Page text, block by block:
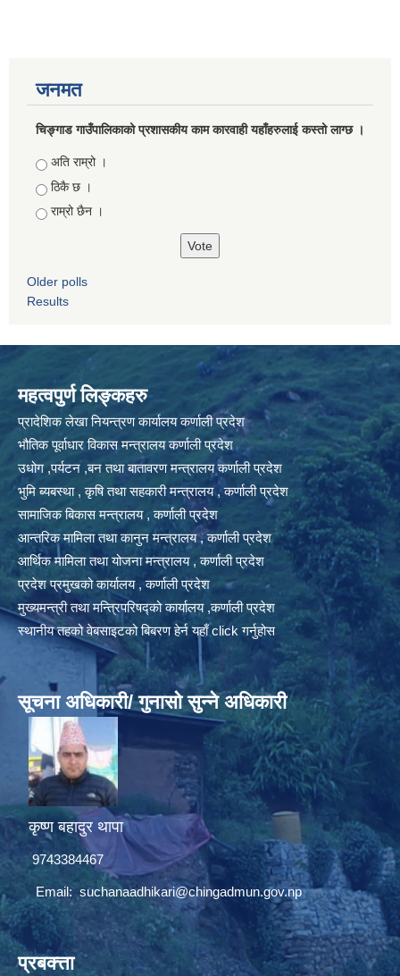
जनमत
चिङ्गाड गाउँपालिकाको प्रशासकीय काम कारवाही यहाँहरुलाई कस्तो लाग्छ ।
Choices
अति राम्रो ।
ठिकै छ ।
राम्रो छैन ।
Older polls
Results
महत्वपुर्ण लिङ्कहरु
प्रादेशिक लेखा नियन्त्रण कार्यालय कर्णाली प्रदेश
भौतिक पूर्वाधार विकास मन्त्रालय कर्णाली प्रदेश
उधोग ,पर्यटन ,बन तथा बातावरण मन्त्रालय कर्णाली प्रदेश
भुमि ब्यबस्था , कृषि तथा सहकारी मन्त्रालय , कर्णाली प्रदेश
सामाजिक बिकास मन्त्रालय , कर्णाली प्रदेश
आन्तरिक मामिला तथा कानुन मन्त्रालय , कर्णाली प्रदेश
आर्थिक मामिला तथा योजना मन्त्रालय , कर्णाली प्रदेश
प्रदेश प्रमुखको कार्यालय , कर्णाली प्रदेश
मुख्यमन्त्री तथा मन्त्रिपरिषद्को कार्यालय ,कर्णाली प्रदेश
स्थानीय तहको वेबसाइटको बिबरण हेर्न यहाँ click गर्नुहोस
सूचना अधिकारी/ गुनासो सुन्ने अधिकारी
कृष्ण बहादुर थापा
9743384467
Email:suchanaadhikari@chingadmun.gov.np
प्रबक्त्ता